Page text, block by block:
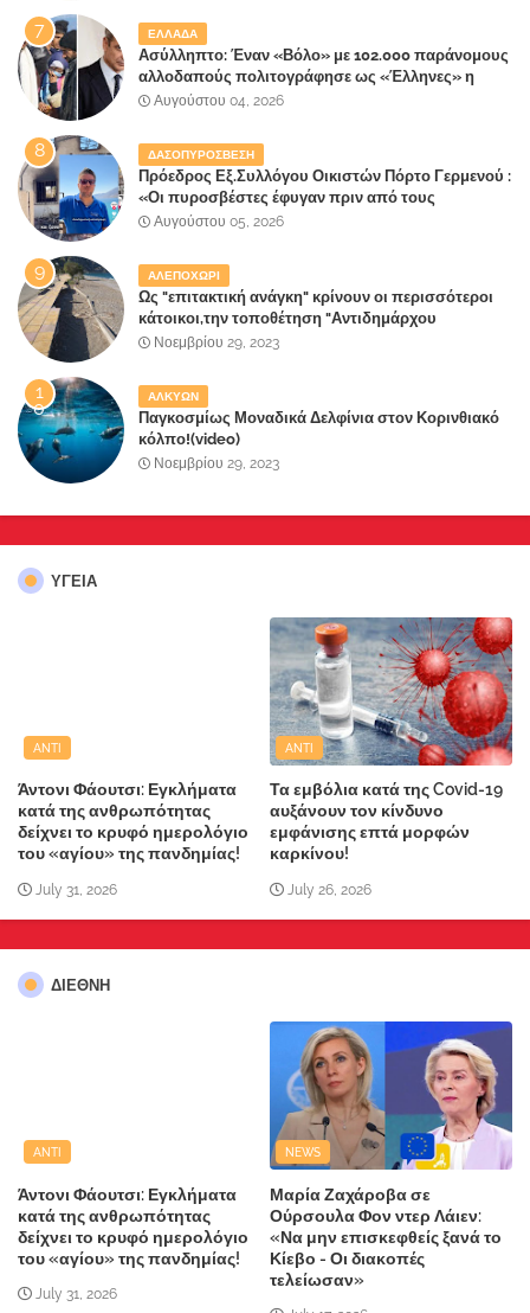
ΕΛΛΑΔΑ
Ασύλληπτο: Έναν «Βόλο» με 102.000 παράνομους
αλλοδαπούς πολιτογράφησε ως «Έλληνες» η
κυβέρνηση!
Αυγούστου 04, 2026
ΔΑΣΟΠΥΡΟΣΒΕΣΗ
Πρόεδρος Εξ.Συλλόγου Οικιστών Πόρτο Γερμενού :
«Οι πυροσβέστες έφυγαν πριν από τους
κατοίκους»
Αυγούστου 05, 2026
ΑΛΕΠΟΧΩΡΙ
Ως "επιτακτική ανάγκη" κρίνουν οι περισσότεροι
κάτοικοι,την τοποθέτηση "Αντιδημάρχου
Παραλιακής Ζώνης" στο Δήμο Μάνδρας-Ειδυλλίας!
Νοεμβρίου 29, 2023
ΑΛΚΥΩΝ
Παγκοσμίως Μοναδικά Δελφίνια στον Κορινθιακό
κόλπο!(video)
Νοεμβρίου 29, 2023
ΥΓΕΙΑ
ANTI
Άντονι Φάουτσι: Εγκλήματα
κατά της ανθρωπότητας
δείχνει το κρυφό ημερολόγιο
του «αγίου» της πανδημίας!
July 31, 2026
ANTI
Τα εμβόλια κατά της Covid-19
αυξάνουν τον κίνδυνο
εμφάνισης επτά μορφών
καρκίνου!
July 26, 2026
ΔΙΕΘΝΗ
ANTI
Άντονι Φάουτσι: Εγκλήματα
κατά της ανθρωπότητας
δείχνει το κρυφό ημερολόγιο
του «αγίου» της πανδημίας!
July 31, 2026
NEWS
Μαρία Ζαχάροβα σε
Ούρσουλα Φον ντερ Λάιεν:
«Να μην επισκεφθείς ξανά το
Κίεβο - Οι διακοπές
τελείωσαν»